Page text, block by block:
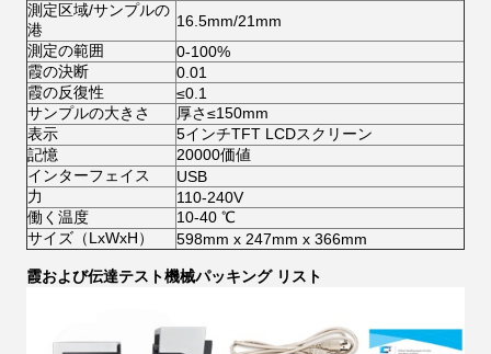
測定区域/サンプルの
港
16.5mm/21mm
測定の範囲
0-100%
霞の決断
0.01
霞の反復性
≤0.1
サンプルの大きさ
厚さ≤150mm
表示
5インチTFT LCDスクリーン
記憶
20000価値
インターフェイス
USB
力
110-240V
働く温度
10-40 ℃
サイズ（LxWxH）
598mm x 247mm x 366mm
霞および伝達テスト機械パッキング リスト